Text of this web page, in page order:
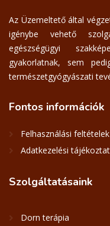
Az Üzemeltető által
igénybe vehető
egészségügyi
gyakorlatnak, sem
természetgyógyászati
Fontos információk
Felhasználási feltételek
Adatkezelési
Szolgáltatásaink
Dorn terápia